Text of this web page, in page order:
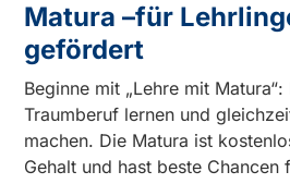
Matura –für
gefördert
Beginne mit „Lehre mit
Traumberuf lernen und
machen. Die Matura ist
Gehalt und hast beste Chancen